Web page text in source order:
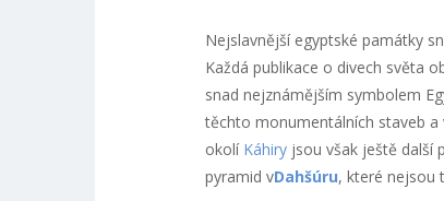
Nejslavnější egyptské památky
Každá publikace o divech světa
snad nejznámějším symbolem
těchto monumentálních staveb
okolí Káhiryjsou však ještě další
pyramid vDahšúru, které nejsou